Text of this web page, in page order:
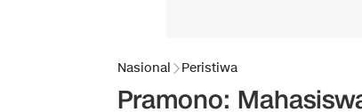
Nasional Peristiwa
Pramono: